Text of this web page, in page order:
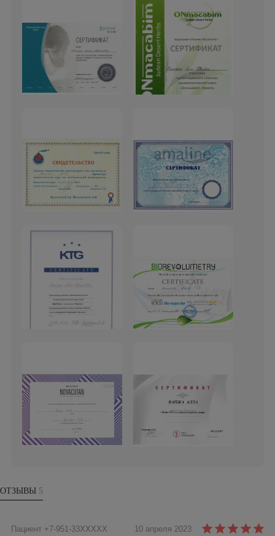
ОТЗЫВЫ 5
Пациент +7-951-33XXXXX 10 апреля 2023